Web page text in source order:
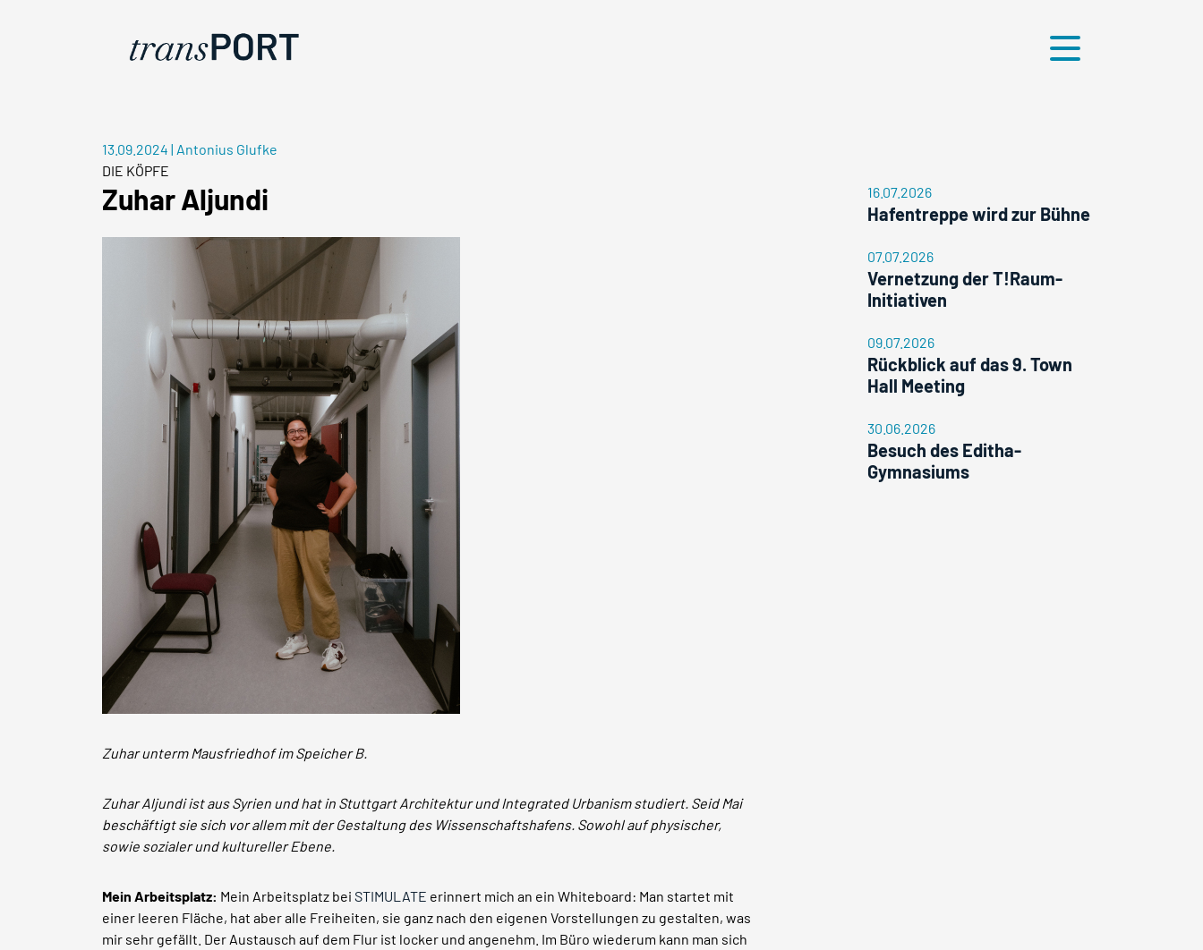
Menü
13.09.2024 | Antonius Glufke
DIE KÖPFE
Zuhar Aljundi
Zuhar unterm Mausfriedhof im Speicher B.
Zuhar Aljundi ist aus Syrien und hat in Stuttgart Architektur und Integrated Urbanism studiert. Seid Mai
beschäftigt sie sich vor allem mit der Gestaltung des Wissenschaftshafens. Sowohl auf physischer,
sowie sozialer und kultureller Ebene.
Mein Arbeitsplatz: Mein Arbeitsplatz bei STIMULATE erinnert mich an ein Whiteboard: Man startet mit
einer leeren Fläche, hat aber alle Freiheiten, sie ganz nach den eigenen Vorstellungen zu gestalten, was
mir sehr gefällt. Der Austausch auf dem Flur ist locker und angenehm. Im Büro wiederum kann man sich
16.07.2026
Hafentreppe wird zur Bühne
07.07.2026
Vernetzung der T!Raum-
Initiativen
09.07.2026
Rückblick auf das 9. Town
Hall Meeting
30.06.2026
Besuch des Editha-
Gymnasiums